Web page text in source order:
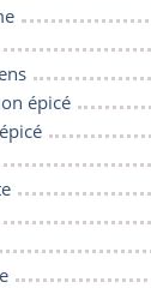
épicé